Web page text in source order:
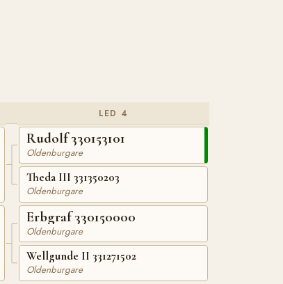
LED 4
Rudolf 330153101
Oldenburgare
Theda III 331350203
Oldenburgare
Erbgraf 330150000
Oldenburgare
Wellgunde II 331271502
Oldenburgare